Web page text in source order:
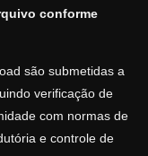
conforme
são submetidas a
verificação de
com normas de
e controle de